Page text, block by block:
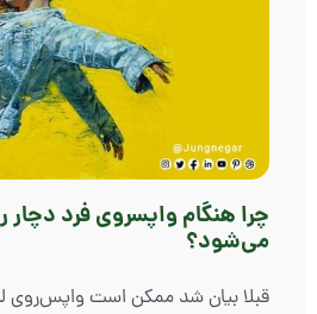
چرا هنگام واپسروی فرد دچار
می‌شود؟
قبلا بیان شد ممکن است واپس‌روی